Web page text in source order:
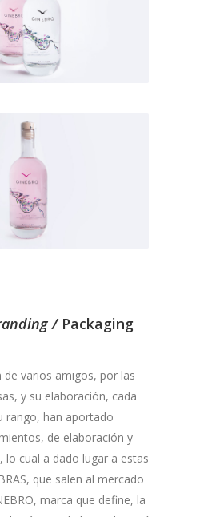
/ Packaging
de varios amigos, por las
y su elaboración, cada
rango, han aportado
de elaboración y
lo cual a dado lugar a estas
que salen al mercado
marca que define, la